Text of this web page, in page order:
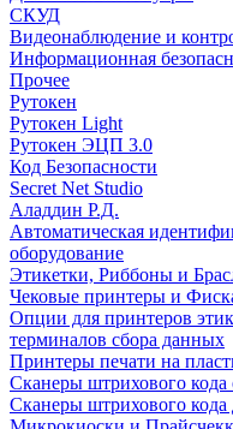
СКУД
Видеонаблюдение и
Информационная
Прочее
Рутокен
Рутокен Light
Рутокен ЭЦП 3.0
Код Безопасности
Secret Net Studio
Аладдин Р.Д.
Автоматическая
оборудование
Этикетки, Риббоны и
Чековые принтеры и
Опции для принтеров
терминалов сбора данных
Принтеры печати на
Сканеры штрихового кода
Сканеры штрихового